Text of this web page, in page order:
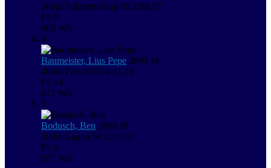
200m Schmetterling 50 2:04,57
Pl. 9
695 WA
4
Baumeister, Lius Pepe 2009 M
400m Freistil 50 4:11,19
Pl. 14
672 WA
5
Bodusch, Ben 2008 M
200m Lagen 50 2:11,13
Pl. 8
657 WA